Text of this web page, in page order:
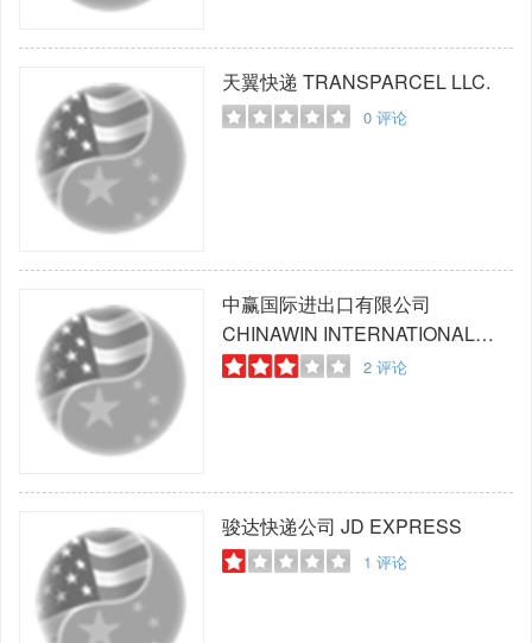
天翼快递 TRANSPARCEL LLC.
0评论
中赢国际进出口有限公司
CHINAWIN INTERNATIONAL
IMPORT & EXPORT COMPANY
2评论
骏达快递公司 JD EXPRESS
1 评论